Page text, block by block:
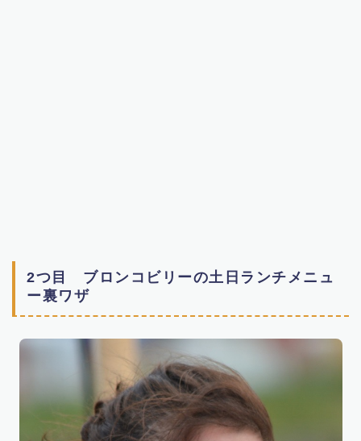
2つ目 ブロンコビリーの土日ランチメニュ
ー裏ワザ